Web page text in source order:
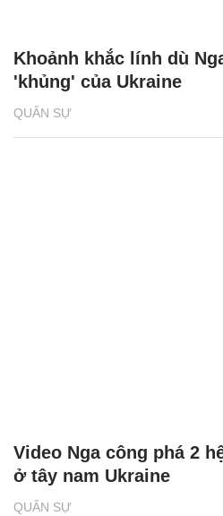
QUÂN SỰ
Khoảnh khắc lính dù
'khủng' của Ukraine
QUÂN SỰ
Video Nga công phá 2
ở tây nam Ukraine